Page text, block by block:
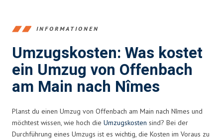
INFORMATIONEN
Umzugskosten: Was kostet
ein Umzug von Offenbach
am Main nach Nîmes
Planst du einen Umzug von Offenbach am Main nach Nîmes und
möchtest wissen, wie hoch die Umzugskosten sind? Bei der
Durchführung eines Umzugs ist es wichtig, die Kosten im Voraus zu